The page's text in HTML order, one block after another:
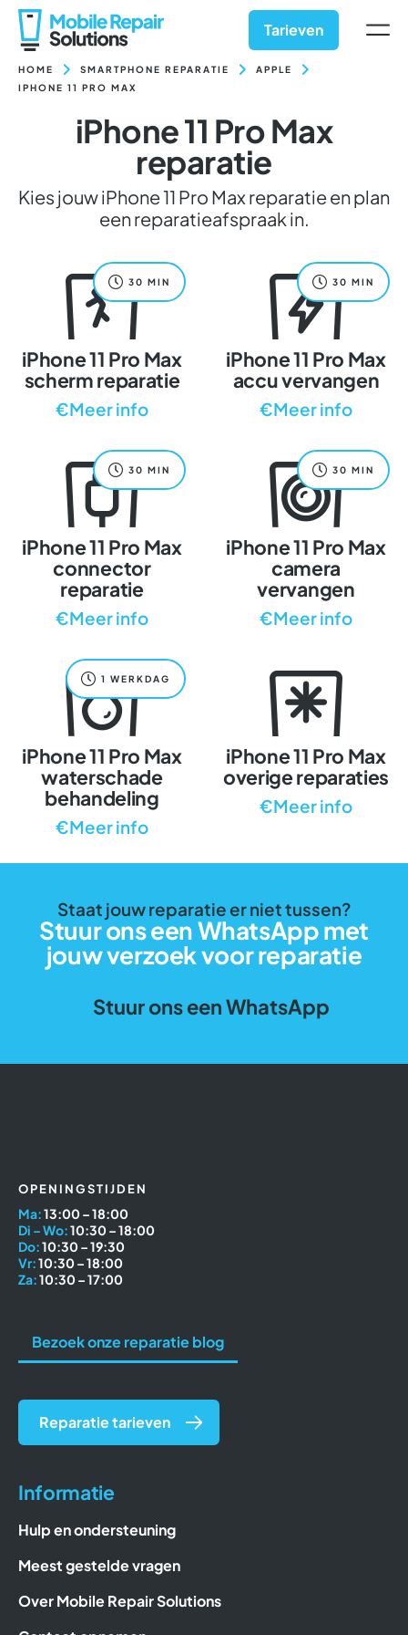
naar
inhoud
Tarieven
HOME SMARTPHONE REPARATIE
APPLE
IPHONE 11 PRO MAX
iPhone 11 Pro Max
reparatie
Kies jouw iPhone 11 Pro Max reparatie en plan
een reparatieafspraak in.
30 MIN
iPhone 11 Pro Max
scherm reparatie
€Meer info
30 MIN
iPhone 11 Pro Max
accu vervangen
€Meer info
30 MIN
iPhone 11 Pro Max
connector
reparatie
€Meer info
30 MIN
iPhone 11 Pro Max
camera
vervangen
€Meer info
1 WERKDAG
iPhone 11 Pro Max
waterschade
behandeling
€Meer info
iPhone 11 Pro Max
overige reparaties
€Meer info
Staat jouw reparatie er niet tussen?
Stuur ons een WhatsApp met
jouw verzoek voor reparatie
Stuur ons een WhatsApp
OPENINGSTIJDEN
Ma:13:00 – 18:00
Di – Wo:10:30 – 18:00
Do:10:30 – 19:30
Vr:10:30 – 18:00
Za:10:30 – 17:00
Informatie
Hulp en ondersteuning
Meest gestelde vragen
Over Mobile Repair Solutions
Bezoek onze reparatie blog
Reparatie tarieven